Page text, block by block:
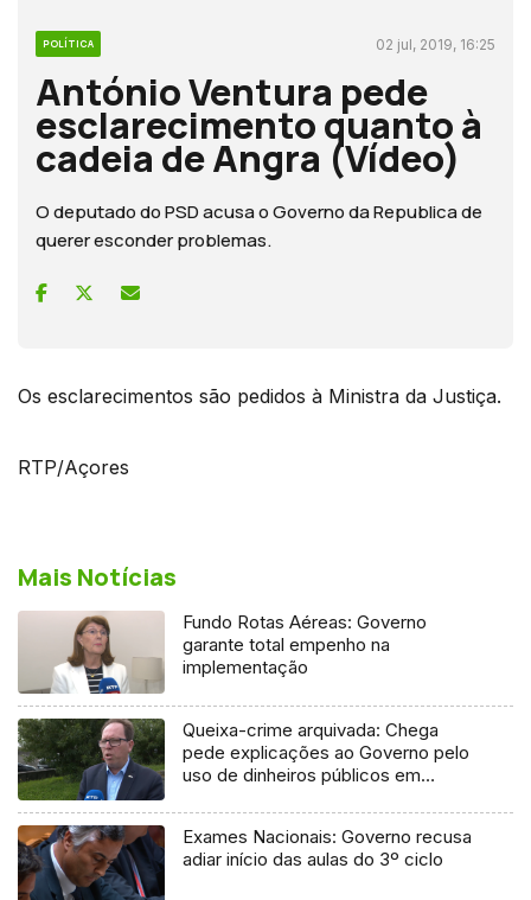
POLÍTICA 02 jul, 2019, 16:25
António Ventura pede
esclarecimento quanto à
cadeia de Angra (Vídeo)
O deputado do PSD acusa o Governo da Republica de
querer esconder problemas.
Os esclarecimentos são pedidos à Ministra da Justiça.
RTP/Açores
Mais Notícias
Fundo Rotas Aéreas: Governo
garante total empenho na
implementação
Queixa-crime arquivada: Chega
pede explicações ao Governo pelo
uso de dinheiros públicos em
Exames Nacionais: Governo recusa
adiar início das aulas do 3º ciclo